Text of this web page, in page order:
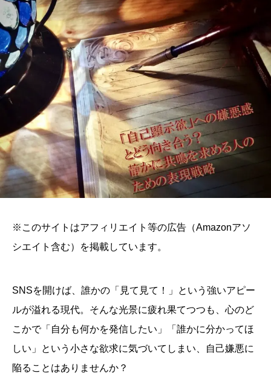
※このサイトはアフィリエイト等の広告（Amazonアソ
シエイト含む）を掲載しています。
SNSを開けば、誰かの「見て見て！」という強いアピー
ルが溢れる現代。そんな光景に疲れ果てつつも、心のど
こかで「自分も何かを発信したい」「誰かに分かってほ
しい」という小さな欲求に気づいてしまい、自己嫌悪に
陥ることはありませんか？